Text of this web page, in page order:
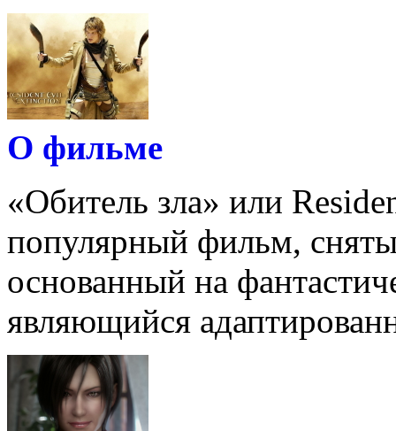
О фильме
«Обитель зла» или
популярный фильм,
основанный на
являющийся